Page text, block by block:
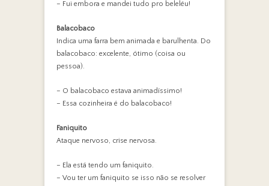
– Fui embora e mandei tudo pro beleléu!
Balacobaco
Indica uma farra bem animada e barulhenta. Do
balacobaco: excelente, ótimo (coisa ou
pessoa).
– O balacobaco estava animadíssimo!
– Essa cozinheira é do balacobaco!
Faniquito
Ataque nervoso, crise nervosa.
– Ela está tendo um faniquito.
– Vou ter um faniquito se isso não se resolver